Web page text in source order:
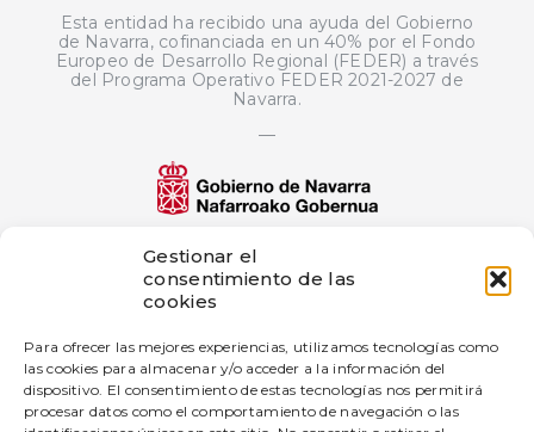
Gestionar el
consentimiento de las
cookies
Para ofrecer las mejores experiencias, utilizamos tecnologías como
las cookies para almacenar y/o acceder a la información del
dispositivo. El consentimiento de estas tecnologías nos permitirá
procesar datos como el comportamiento de navegación o las
Esta entidad ha recibido una ayuda del Gobierno
de Navarra, cofinanciada en un 40% por el Fondo
Europeo de Desarrollo Regional (FEDER) a través
del Programa Operativo FEDER 2021-2027 de
Navarra.
—
El proyecto de innovación bigD Artificial
Intelligence Generated Content ha sido
subvencionado por Gobierno de Navarra al
amparo de la convocatoria de 2025 de ayudas a
—
Esta empresa ha recibido una subvención del
Gobierno de Navarra al amparo de la convocatoria